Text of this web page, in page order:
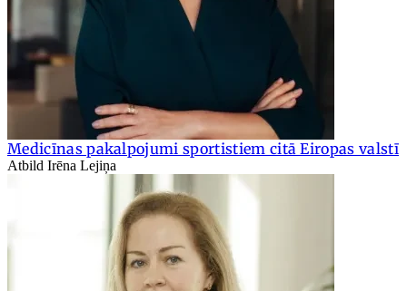
Medicīnas pakalpojumi sportistiem citā Eiropas valstī
Atbild Irēna Lejiņa